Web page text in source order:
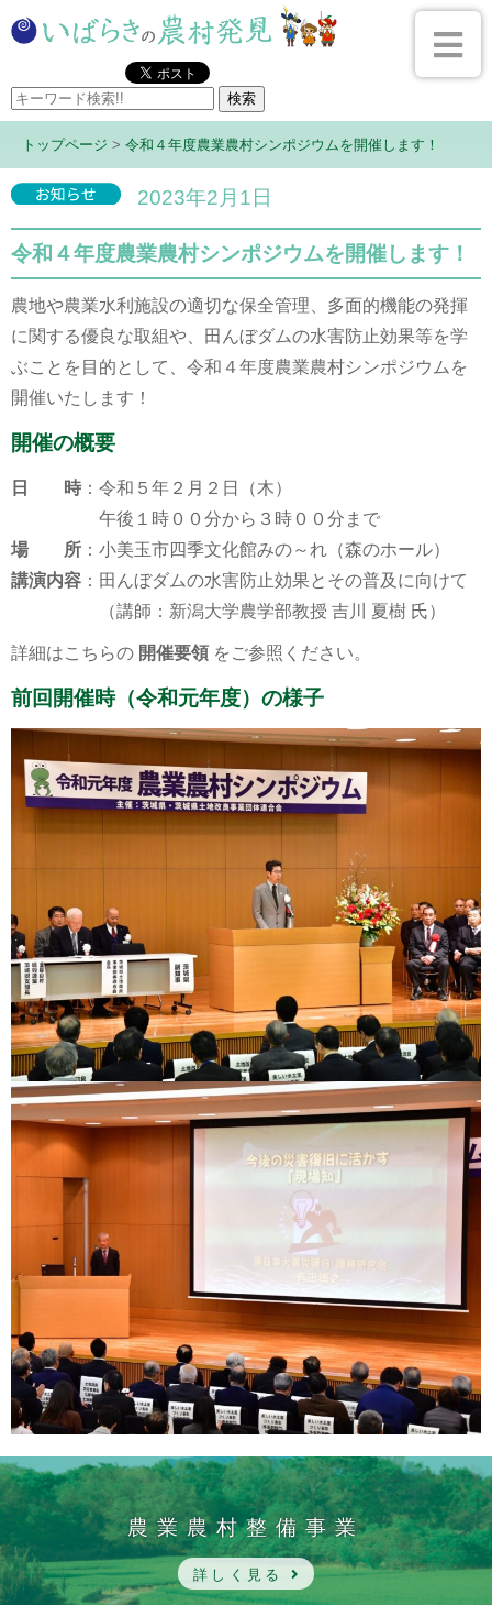
トップページ > 令和４年度農業農村シンポジウムを開催します！
2023年2月1日
令和４年度農業農村シンポジウムを開催します！
農地や農業水利施設の適切な保全管理、多面的機能の発揮
に関する優良な取組や、田んぼダムの水害防止効果等を学
ぶことを目的として、令和４年度農業農村シンポジウムを
開催いたします！
開催の概要
日 時：令和５年２月２日（木）
午後１時００分から３時００分まで
場 所 ：小美玉市四季文化館みの～れ（森のホール）
講演内容 ：田んぼダムの水害防止効果とその普及に向けて
（講師：新潟大学農学部教授 吉川 夏樹 氏）
詳細はこちらの 開催要領 をご参照ください。
前回開催時（令和元年度）の様子
農業農村整備事業
詳しく見る